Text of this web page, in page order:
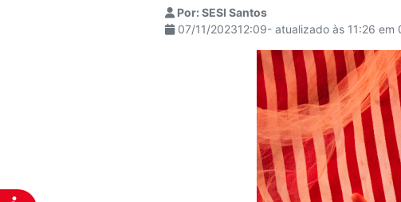
F10
Por: SESI Santos
07/11/202312:09- atualizado às 11:26 em